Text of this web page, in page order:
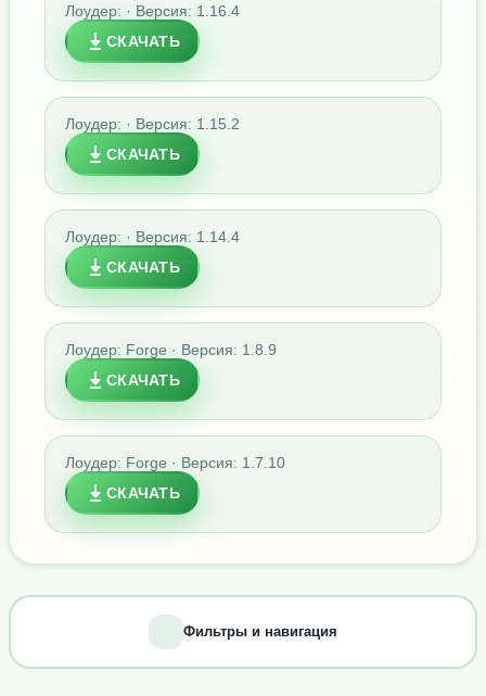
Лоудер: · Версия: 1.16.4
СКАЧАТЬ
Лоудер: · Версия: 1.15.2
СКАЧАТЬ
Лоудер: · Версия: 1.14.4
СКАЧАТЬ
Лоудер: Forge · Версия: 1.8.9
СКАЧАТЬ
Лоудер: Forge · Версия: 1.7.10
СКАЧАТЬ
Фильтры и навигация